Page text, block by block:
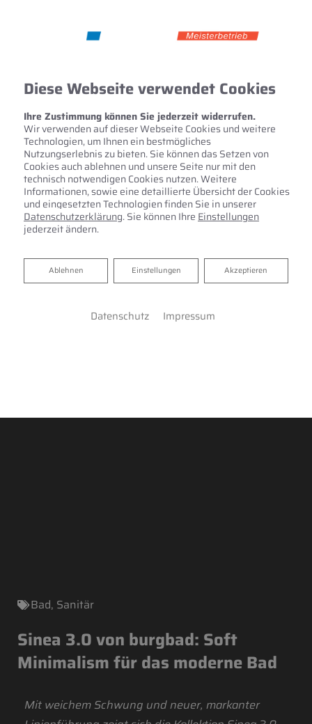
Bad, Sanitär
Sinea 3.0 von burgbad: Soft
Minimalism für das moderne Bad
Mit weichem Schwung und neuer, markanter
Diese Webseite verwendet Cookies
Ihre Zustimmung können Sie jederzeit widerrufen.
Wir verwenden auf dieser Webseite Cookies und weitere
Technologien, um Ihnen ein bestmögliches
Nutzungserlebnis zu bieten. Sie können das Setzen von
Cookies auch ablehnen und unsere Seite nur mit den
technisch notwendigen Cookies nutzen. Weitere
Informationen, sowie eine detaillierte Übersicht der Cookies
und eingesetzten Technologien finden Sie in unserer
Datenschutzerklärung. Sie können Ihre Einstellungen
jederzeit ändern.
Akzeptieren
Einstellungen
Ablehnen
Ablehnen
Datenschutz Impressum